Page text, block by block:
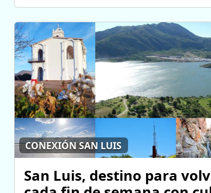
CONEXIÓN SAN LUIS
San Luis, destino para